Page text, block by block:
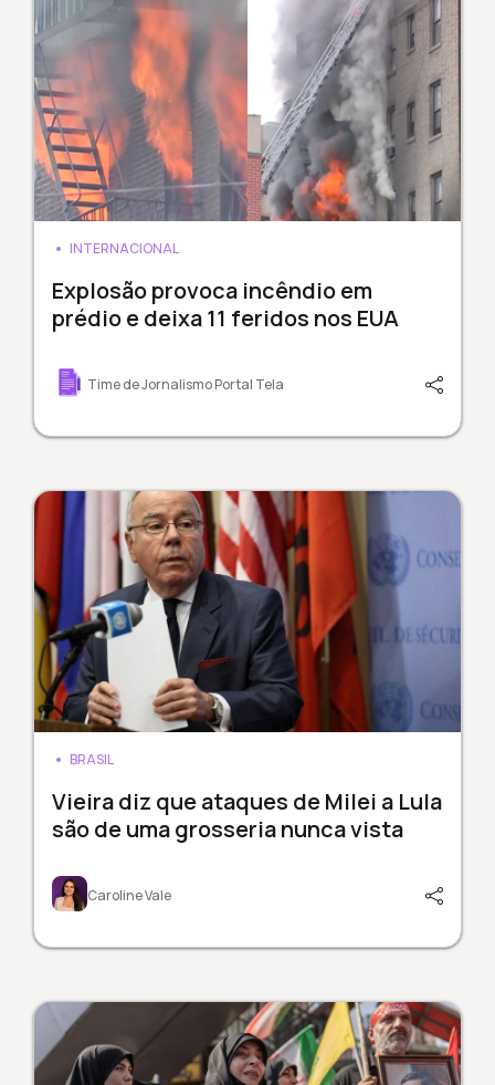
INTERNACIONAL
Explosão provoca incêndio em
prédio e deixa 11 feridos nos EUA
Time de Jornalismo Portal Tela
BRASIL
Vieira diz que ataques de Milei a Lula
são de uma grosseria nunca vista
Caroline Vale